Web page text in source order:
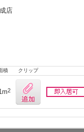
店
積 クリップ
2